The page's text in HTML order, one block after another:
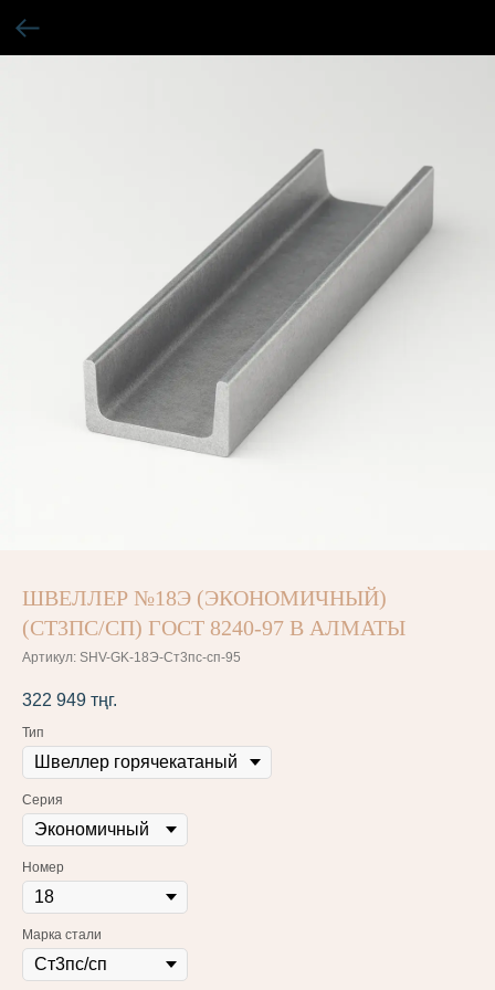
ШВЕЛЛЕР №18Э (ЭКОНОМИЧНЫЙ)
(СТ3ПС/СП) ГОСТ 8240-97 В АЛМАТЫ
Артикул: SHV-GK-18Э-Ст3пс-сп-95
322 949 тңг.
Тип
Серия
Номер
Марка стали